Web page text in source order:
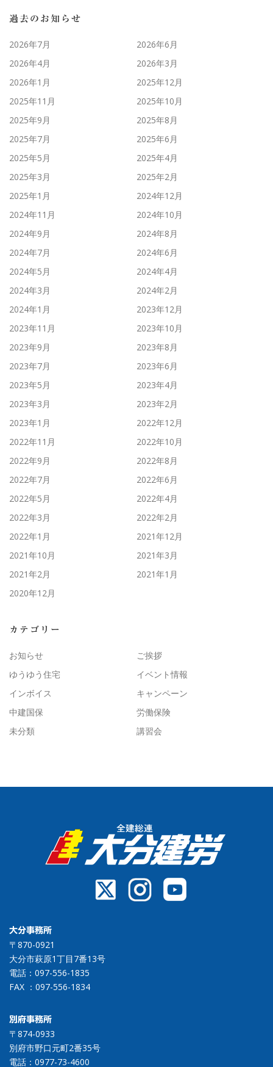
過去のお知らせ
2026年7月
2026年6月
2026年4月
2026年3月
2026年1月
2025年12月
2025年11月
2025年10月
2025年9月
2025年8月
2025年7月
2025年6月
2025年5月
2025年4月
2025年3月
2025年2月
2025年1月
2024年12月
2024年11月
2024年10月
2024年9月
2024年8月
2024年7月
2024年6月
2024年5月
2024年4月
2024年3月
2024年2月
2024年1月
2023年12月
2023年11月
2023年10月
2023年9月
2023年8月
2023年7月
2023年6月
2023年5月
2023年4月
2023年3月
2023年2月
2023年1月
2022年12月
2022年11月
2022年10月
2022年9月
2022年8月
2022年7月
2022年6月
2022年5月
2022年4月
2022年3月
2022年2月
2022年1月
2021年12月
2021年10月
2021年3月
2021年2月
2021年1月
2020年12月
カテゴリー
お知らせ
ご挨拶
ゆうゆう住宅
イベント情報
インボイス
キャンペーン
中建国保
労働保険
未分類
講習会
大分事務所
〒870-0921
大分市萩原1丁目7番13号
電話： 097-556-1835
FAX ：097-556-1834
別府事務所
〒874-0933
別府市野口元町2番35号
電話： 0977-73-4600